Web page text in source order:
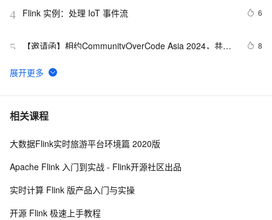
4 Flink 实例：处理 IoT 事件流 6
5
【邀请函】相约CommunityOverCode Asia 2024，共探
8
6 Flink SQL 中动态修改 DDL 的属性
7 体验有奖：使用PolarDB-X与Flink搭建实时数据大屏
8 10月17日Spark社区直播【Tablestore Spark Streaming
（二）E
10美团 Flink 资源调度优化实践
相关课程
大数据Flink实时旅游平台环境篇 2020版
Apache Flink 入门到实战 - Flink开源社区出品
实时计算 Flink 版产品入门与实操
开源 Flink 极速上手教程